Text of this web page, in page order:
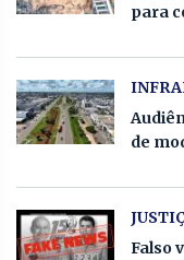
para
de
Falso